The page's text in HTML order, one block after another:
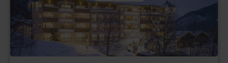
Foto: © booking.com